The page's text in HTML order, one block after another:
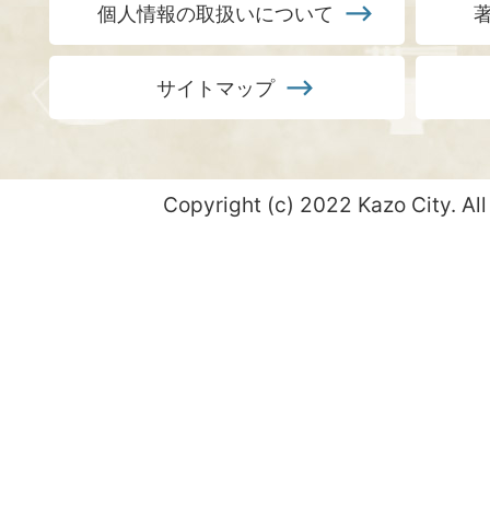
個人情報の取扱いについて
サイトマップ
Copyright (c) 2022 Kazo City.